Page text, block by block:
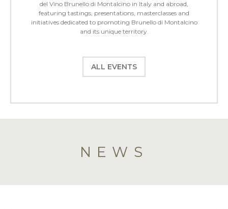
del Vino Brunello di Montalcino in Italy and abroad,
featuring tastings, presentations, masterclasses and
initiatives dedicated to promoting Brunello di Montalcino
and its unique territory.
ALL EVENTS
NEWS